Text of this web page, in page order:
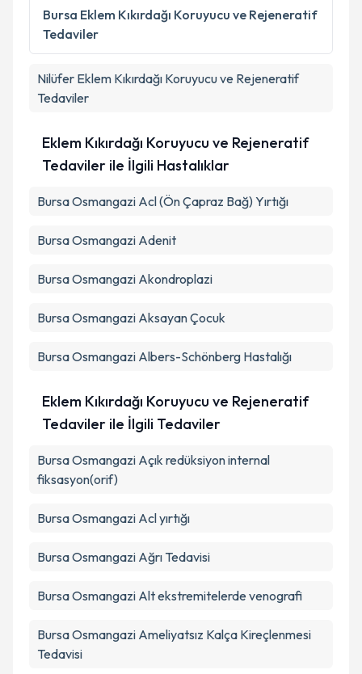
Metni
'ni okudum ve kişisel verilerimin belirtilen
kapsamda işlenmesini kabul ediyorum.
Takvim Talebini Gönder
Bursa Eklem Kıkırdağı Koruyucu ve Rejeneratif
Tedaviler
Nilüfer Eklem Kıkırdağı Koruyucu ve Rejeneratif
Tedaviler
Eklem Kıkırdağı Koruyucu ve Rejeneratif
Tedaviler ile İlgili Hastalıklar
Bursa Osmangazi Acl (Ön Çapraz Bağ) Yırtığı
Bursa Osmangazi Adenit
Bursa Osmangazi Akondroplazi
Bursa Osmangazi Aksayan Çocuk
Bursa Osmangazi Albers-Schönberg Hastalığı
Eklem Kıkırdağı Koruyucu ve Rejeneratif
Tedaviler ile İlgili Tedaviler
Bursa Osmangazi Açık redüksiyon internal
fiksasyon(orif)
Bursa Osmangazi Acl yırtığı
Bursa Osmangazi Ağrı Tedavisi
Bursa Osmangazi Alt ekstremitelerde venografi
Bursa Osmangazi Ameliyatsız Kalça Kireçlenmesi
Tedavisi